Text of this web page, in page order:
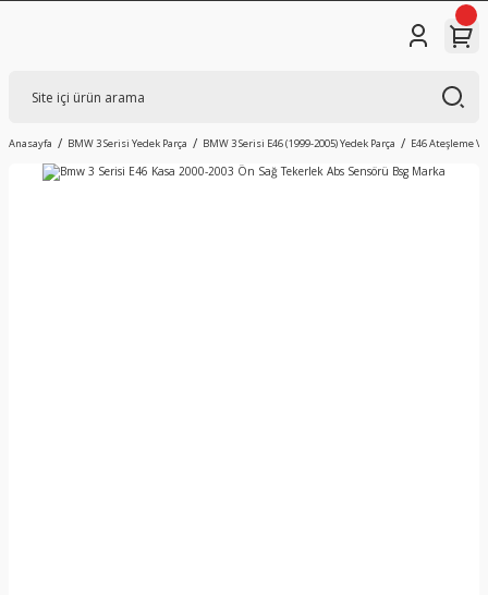
Anasayfa BMW 3 Serisi Yedek Parça BMW 3 Serisi E46 (1999-2005) Yedek Parça E46 Ateşleme